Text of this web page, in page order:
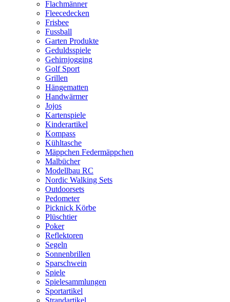
Flachmänner
Fleecedecken
Frisbee
Fussball
Garten Produkte
Geduldsspiele
Gehirnjogging
Golf Sport
Grillen
Hängematten
Handwärmer
Jojos
Kartenspiele
Kinderartikel
Kompass
Kühltasche
Mäppchen Federmäppchen
Malbücher
Modellbau RC
Nordic Walking Sets
Outdoorsets
Pedometer
Picknick Körbe
Plüschtier
Poker
Reflektoren
Segeln
Sonnenbrillen
Sparschwein
Spiele
Spielesammlungen
Sportartikel
Strandartikel